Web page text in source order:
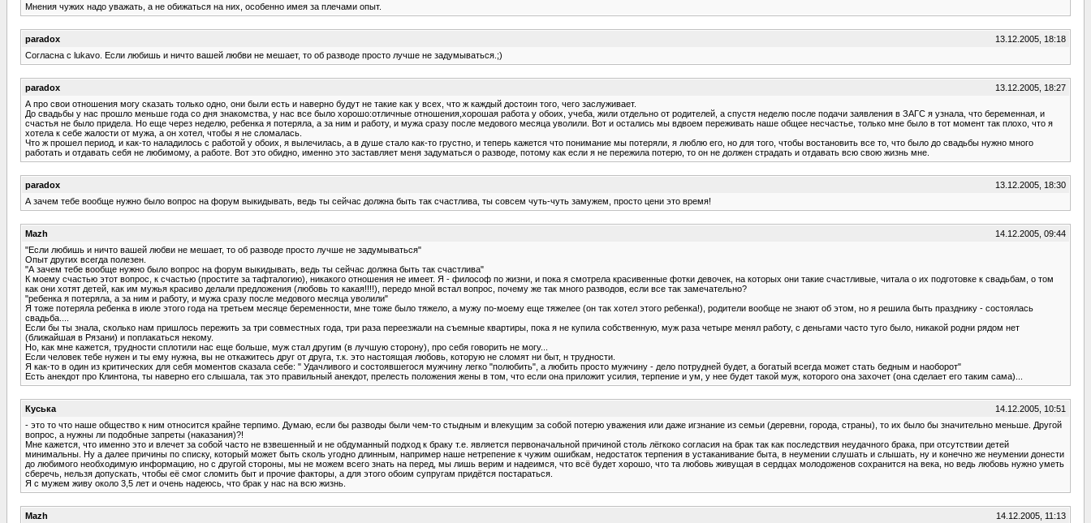
Мнения чужих надо уважать, а не обижаться на них, особенно имея за плечами опыт.
paradox
13.12.2005, 18:18
Согласна с lukavo. Если любишь и ничто вашей любви не мешает, то об разводе просто лучше не задумываться.;)
paradox
13.12.2005, 18:27
А про свои отношения могу сказать только одно, они были есть и наверно будут не такие как у всех, что ж каждый достоин того, чего заслуживает.
До свадьбы у нас прошло меньше года со дня знакомства, у нас все было хорошо:отличные отношения,хорошая работа у обоих, учеба, жили отдельно от родителей, а спустя неделю после подачи заявления в ЗАГС я узнала, что беременная, и
счастья не было придела. Но еще через неделю, ребенка я потеряла, а за ним и работу, и мужа сразу после медового месяца уволили. Вот и остались мы вдвоем переживать наше общее несчастье, только мне было в тот момент так плохо, что я
хотела к себе жалости от мужа, а он хотел, чтобы я не сломалась.
Что ж прошел период, и как-то наладилось с работой у обоих, я вылечилась, а в душе стало как-то грустно, и теперь кажется что понимание мы потеряли, я люблю его, но для того, чтобы востановить все то, что было до свадьбы нужно много
работать и отдавать себя не любимому, а работе. Вот это обидно, именно это заставляет меня задуматься о разводе, потому как если я не пережила потерю, то он не должен страдать и отдавать всю свою жизнь мне.
paradox
13.12.2005, 18:30
А зачем тебе вообще нужно было вопрос на форум выкидывать, ведь ты сейчас должна быть так счастлива, ты совсем чуть-чуть замужем, просто цени это время!
Mazh
14.12.2005, 09:44
"Если любишь и ничто вашей любви не мешает, то об разводе просто лучше не задумываться"
Опыт других всегда полезен.
"А зачем тебе вообще нужно было вопрос на форум выкидывать, ведь ты сейчас должна быть так счастлива"
К моему счастью этот вопрос, к счастью (простите за тафталогию), никакого отношения не имеет. Я - философ по жизни, и пока я смотрела красивенные фотки девочек, на которых они такие счастливые, читала о их подготовке к свадьбам, о том
как они хотят детей, как им мужья красиво делали предложения (любовь то какая!!!!), передо мной встал вопрос, почему же так много разводов, если все так замечательно?
"ребенка я потеряла, а за ним и работу, и мужа сразу после медового месяца уволили"
Я тоже потеряла ребенка в июле этого года на третьем месяце беременности, мне тоже было тяжело, а мужу по-моему еще тяжелее (он так хотел этого ребенка!), родители вообще не знают об этом, но я решила быть празднику - состоялась
свадьба....
Если бы ты знала, сколько нам пришлось пережить за три совместных года, три раза переезжали на съемные квартиры, пока я не купила собственную, муж раза четыре менял работу, с деньгами часто туго было, никакой родни рядом нет
(ближайшая в Рязани) и поплакаться некому.
Но, как мне кажется, трудности сплотили нас еще больше, муж стал другим (в лучшую сторону), про себя говорить не могу...
Если человек тебе нужен и ты ему нужна, вы не откажитесь друг от друга, т.к. это настоящая любовь, которую не сломят ни быт, н трудности.
Я как-то в один из критических для себя моментов сказала себе: " Удачливого и состоявшегося мужчину легко "полюбить", а любить просто мужчину - дело потрудней будет, а богатый всегда может стать бедным и наоборот"
Есть анекдот про Клинтона, ты наверно его слышала, так это правильный анекдот, прелесть положения жены в том, что если она приложит усилия, терпение и ум, у нее будет такой муж, которого она захочет (она сделает его таким сама)...
Куська
14.12.2005, 10:51
- это то что наше общество к ним относится крайне терпимо. Думаю, если бы разводы были чем-то стыдным и влекущим за собой потерю уважения или даже игзнание из семьи (деревни, города, страны), то их было бы значительно меньше. Другой
вопрос, а нужны ли подобные запреты (наказания)?!
Мне кажется, что именно это и влечет за собой часто не взвешенный и не обдуманный подход к браку т.е. является первоначальной причиной столь лёгкоко согласия на брак так как последствия неудачного брака, при отсутствии детей
минимальны. Ну а далее причины по списку, который может быть сколь угодно длинным, например наше нетрепение к чужим ошибкам, недостаток терпения в устаканивание быта, в неумении слушать и слышать, ну и конечно же неумении донести
до любимого необходимую информацию, но с другой стороны, мы не можем всего знать на перед, мы лишь верим и надеимся, что всё будет хорошо, что та любовь живущая в сердцах молодоженов сохранится на века, но ведь любовь нужно уметь
сберечь, нельзя допускать, чтобы её смог сломить быт и прочие факторы, а для этого обоим супругам придётся постараться.
Я с мужем живу около 3,5 лет и очень надеюсь, что брак у нас на всю жизнь.
Mazh
14.12.2005, 11:13